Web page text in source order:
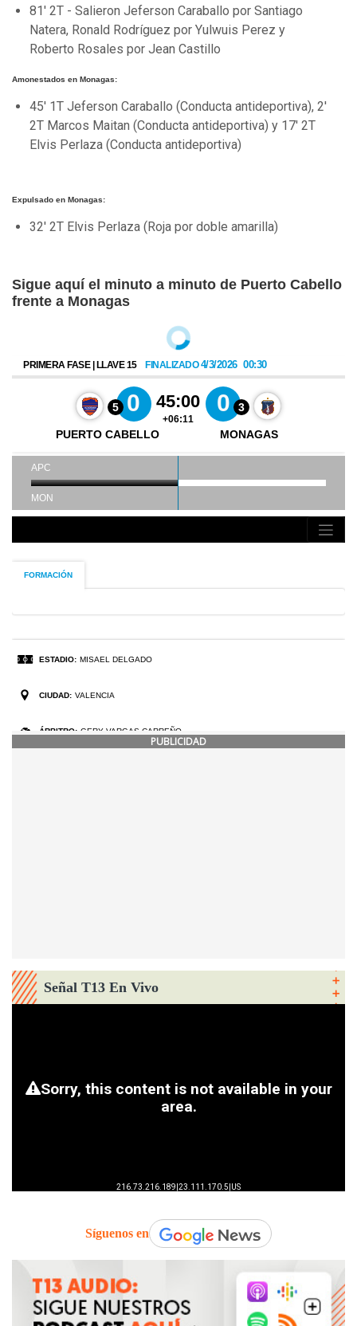
81' 2T - Salieron Jeferson Caraballo por Santiago
Natera, Ronald Rodríguez por Yulwuis Perez y
Roberto Rosales por Jean Castillo
Amonestados en Monagas:
45' 1T Jeferson Caraballo (Conducta antideportiva), 2'
2T Marcos Maitan (Conducta antideportiva) y 17' 2T
Elvis Perlaza (Conducta antideportiva)
Expulsado en Monagas:
32' 2T Elvis Perlaza (Roja por doble amarilla)
Sigue aquí el minuto a minuto de Puerto Cabello
frente a Monagas
PUBLICIDAD
Señal T13 En Vivo
Síguenos en